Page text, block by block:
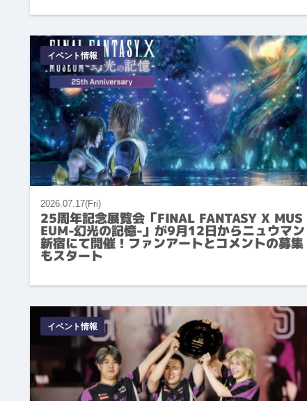
イベント情報
2026.07.17(Fri)
25周年記念展覧会「FINAL FANTASY X MUS
EUM-幻光の記憶-」が9月12日からニュウマン
新宿にて開催！ファンアートとコメントの募集
もスタート
イベント情報